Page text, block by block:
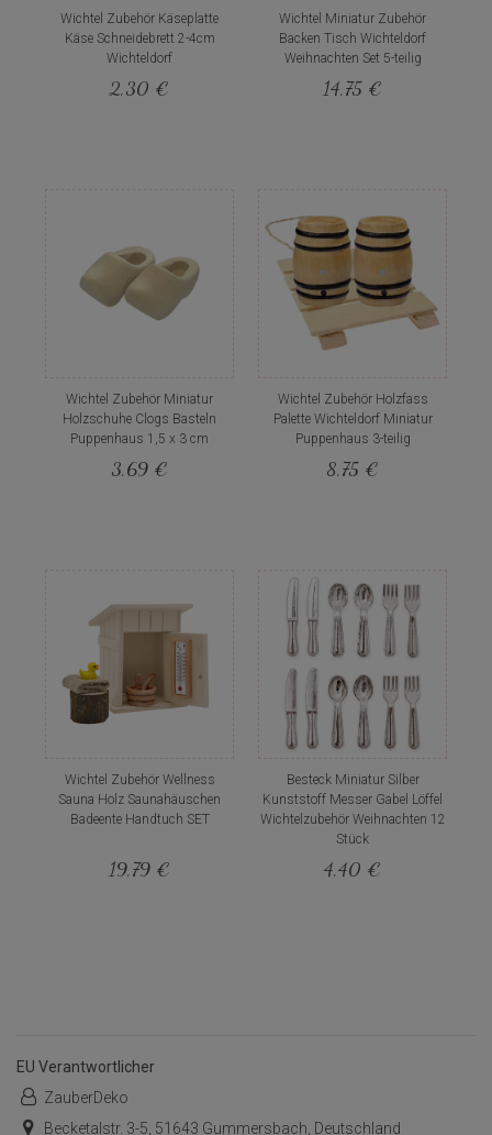
Wichtel Zubehör Käseplatte
Käse Schneidebrett 2-4cm
Wichteldorf
2,30 €
Wichtel Miniatur Zubehör
Backen Tisch Wichteldorf
Weihnachten Set 5-teilig
14,75 €
Wichtel Zubehör Miniatur
Holzschuhe Clogs Basteln
Puppenhaus 1,5 x 3 cm
3,69 €
Wichtel Zubehör Holzfass
Palette Wichteldorf Miniatur
Puppenhaus 3-teilig
8,75 €
Wichtel Zubehör Wellness
Sauna Holz Saunahäuschen
Badeente Handtuch SET
19,79 €
Besteck Miniatur Silber
Kunststoff Messer Gabel Löffel
Wichtelzubehör Weihnachten 12
Stück
4,40 €
EU Verantwortlicher
ZauberDeko
Becketalstr. 3-5, 51643 Gummersbach, Deutschland